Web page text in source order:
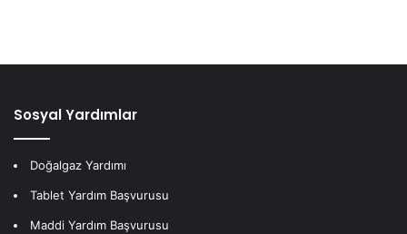
Sosyal Yardımlar
Doğalgaz Yardımı
Tablet Yardım Başvurusu
Maddi Yardım Başvurusu